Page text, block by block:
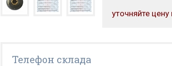
Телефон склада